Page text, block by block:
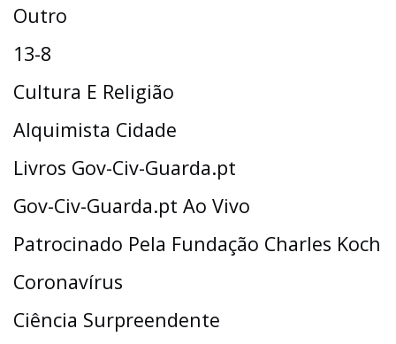
Outro
13-8
Cultura E Religião
Alquimista Cidade
Livros Gov-Civ-Guarda.pt
Gov-Civ-Guarda.pt Ao Vivo
Patrocinado Pela Fundação Charles Koch
Coronavírus
Ciência Surpreendente